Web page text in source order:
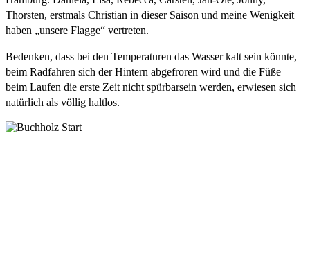
Thorsten, erstmals Christian in dieser Saison und meine Wenigkeit
haben „unsere Flagge“ vertreten.
Bedenken, dass bei den Temperaturen das Wasser kalt sein könnte,
beim Radfahren sich der Hintern abgefroren wird und die Füße
beim Laufen die erste Zeit nicht spürbarsein werden, erwiesen sich
natürlich als völlig haltlos.